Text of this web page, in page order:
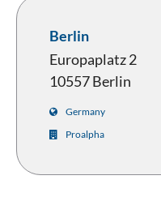
Berlin
Europaplatz 2
10557 Berlin
Germany
Proalpha